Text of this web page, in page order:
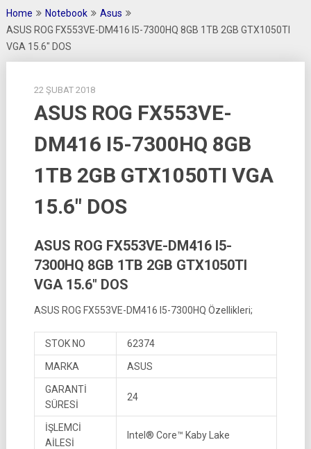
Home Notebook
Asus
ASUS ROG FX553VE-DM416 I5-7300HQ 8GB 1TB 2GB GTX1050TI
VGA 15.6″ DOS
22 ŞUBAT 2018
ASUS ROG FX553VE-
DM416 I5-7300HQ 8GB
1TB 2GB GTX1050TI VGA
15.6″ DOS
ASUS ROG FX553VE-DM416 I5-
7300HQ 8GB 1TB 2GB GTX1050TI
VGA 15.6″ DOS
ASUS ROG FX553VE-DM416 I5-7300HQ Özellikleri;
STOK NO 62374
MARKA ASUS
GARANTİ
SÜRESİ
24
İŞLEMCİ
AİLESİ
Intel® Core™ Kaby Lake